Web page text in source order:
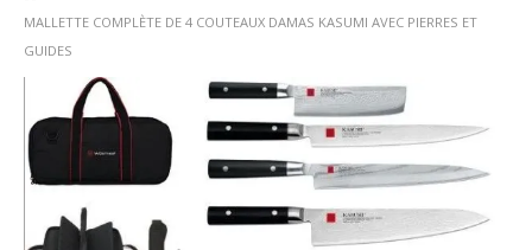
MALLETTE COMPLÈTE DE 4 COUTEAUX DAMAS KASUMI AVEC PIERRES ET
GUIDES
the
end
of
images